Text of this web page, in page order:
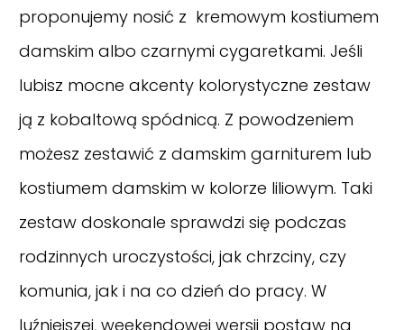
proponujemy nosić z kremowym kostiumem
damskim albo czarnymi cygaretkami. Jeśli
lubisz mocne akcenty kolorystyczne zestaw
ją z kobaltową spódnicą. Z powodzeniem
możesz zestawić z damskim garniturem lub
kostiumem damskim w kolorze liliowym. Taki
zestaw doskonale sprawdzi się podczas
rodzinnych uroczystości, jak chrzciny, czy
komunia, jak i na co dzień do pracy. W
luźniejszej, weekendowej wersji postaw na